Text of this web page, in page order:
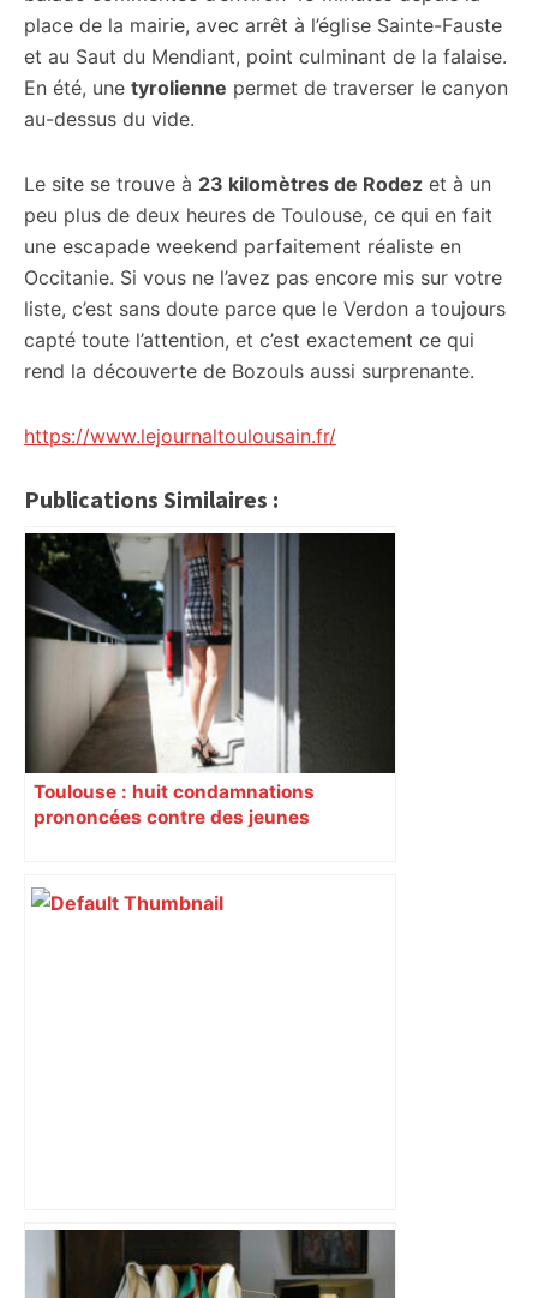
place de la mairie, avec arrêt à l’église Sainte-Fauste
et au Saut du Mendiant, point culminant de la falaise.
En été, une tyrolienne permet de traverser le canyon
au-dessus du vide.
Le site se trouve à 23 kilomètres de Rodez et à un
peu plus de deux heures de Toulouse, ce qui en fait
une escapade weekend parfaitement réaliste en
Occitanie. Si vous ne l’avez pas encore mis sur votre
liste, c’est sans doute parce que le Verdon a toujours
capté toute l’attention, et c’est exactement ce qui
rend la découverte de Bozouls aussi surprenante.
https://www.lejournaltoulousain.fr/
Publications Similaires :
Toulouse : huit condamnations
prononcées contre des jeunes
Près de Toulouse : dans cette zone
économique, un axe majeur va être